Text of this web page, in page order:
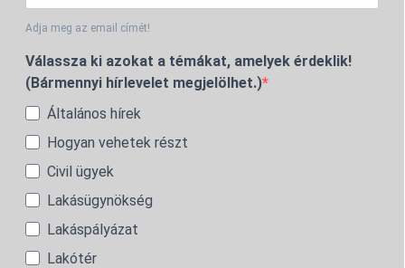
Adja meg az email címét!
Válassza ki azokat a témákat, amelyek érdeklik!
(Bármennyi hírlevelet megjelölhet.)
Általános hírek
Hogyan vehetek részt
Civil ügyek
Lakásügynökség
Lakáspályázat
Lakótér